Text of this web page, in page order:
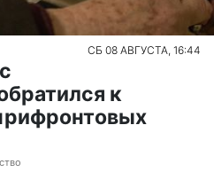
СБ 08 АВГУСТА, 16:44
к